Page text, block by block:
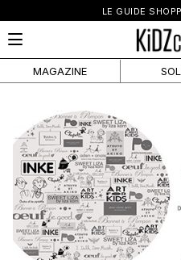
LE GUIDE
MAGAZINE